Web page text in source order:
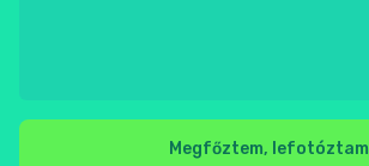
Megfőztem, lefotóztam